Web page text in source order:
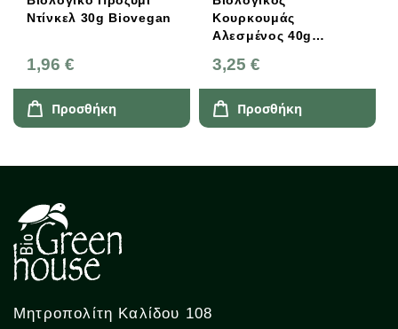
Ντίνκελ 30g Βiovegan
1,96 €
Προσθήκη
Κουρκουμάς
Αλεσμένος 40g
3,25 €
Προσθήκη
Μητροπολίτη Καλίδου 108